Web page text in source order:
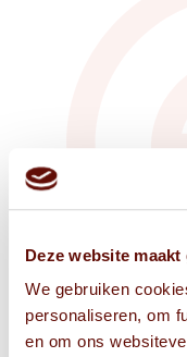
Deze website
We gebruiken
personaliseren, om
en om ons